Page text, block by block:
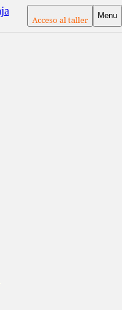
Acceso al taller Menu